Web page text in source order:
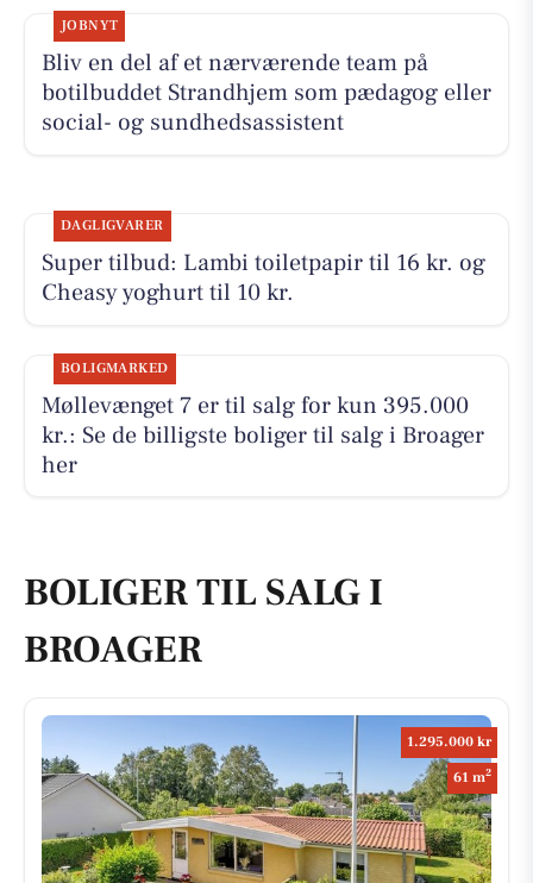
JOBNYT
Bliv en del af et nærværende team på
botilbuddet Strandhjem som pædagog eller
social- og sundhedsassistent
DAGLIGVARER
Super tilbud: Lambi toiletpapir til 16 kr. og
Cheasy yoghurt til 10 kr.
BOLIGMARKED
Møllevænget 7 er til salg for kun 395.000
kr.: Se de billigste boliger til salg i Broager
her
BOLIGER TIL SALG I
BROAGER
1.295.000 kr
61 m2